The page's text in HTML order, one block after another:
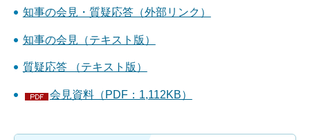
知事の会見・質疑応答（外部リンク）
知事の会見（テキスト版）
質疑応答 （テキスト版）
会見資料（PDF：1,112KB）